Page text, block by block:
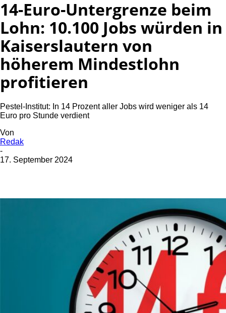
14-Euro-Untergrenze beim
Lohn: 10.100 Jobs würden in
Kaiserslautern von
höherem Mindestlohn
profitieren
Pestel-Institut: In 14 Prozent aller Jobs wird weniger als 14
Euro pro Stunde verdient
Von
Redak
-
17. September 2024